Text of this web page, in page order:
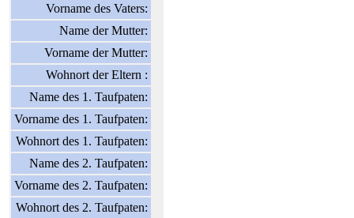
Vorname des Vaters:
Name der Mutter:
Vorname der Mutter:
Wohnort der Eltern :
Name des 1. Taufpaten:
Vorname des 1. Taufpaten:
Wohnort des 1. Taufpaten:
Name des 2. Taufpaten:
Vorname des 2. Taufpaten:
Wohnort des 2. Taufpaten: